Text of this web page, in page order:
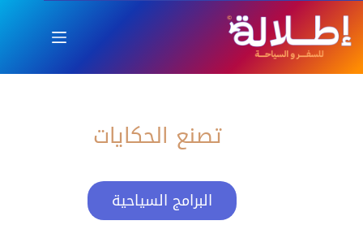
اطلالة
العام الجديد بإطلالة ساحرة
تصنع الحكايات
البرامج السياحية